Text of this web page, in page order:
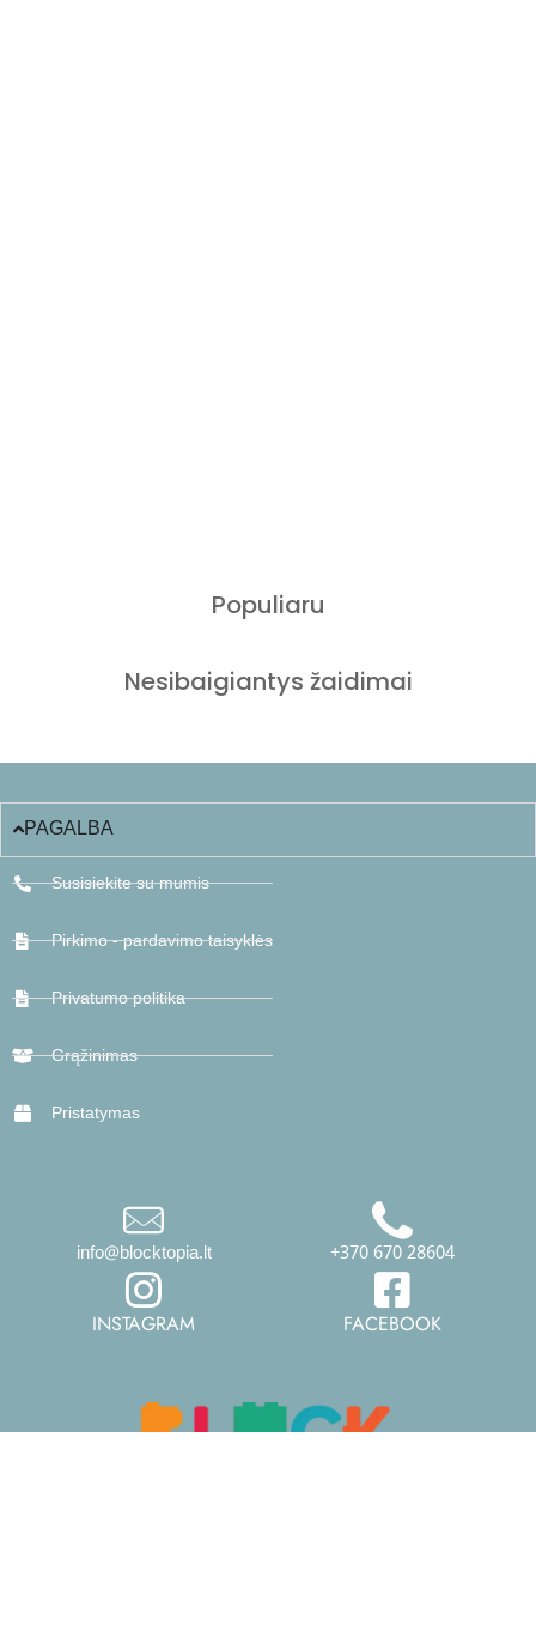
Populiaru
Nesibaigiantys žaidimai
PAGALBA
Susisiekite su mumis
Pirkimo - pardavimo taisyklės
Privatumo politika
Grąžinimas
Pristatymas
info@blocktopia.lt +370 670 28604
INSTAGRAM FACEBOOK